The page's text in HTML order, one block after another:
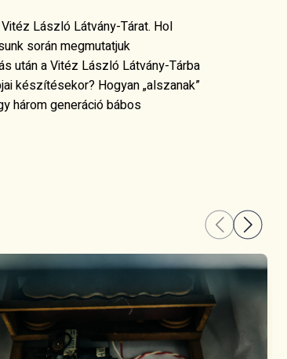
László Látvány-Tárat. Hol
során megmutatjuk
után a Vitéz László Látvány-Tárba
készítésekor? Hogyan „alszanak”
három generáció bábos